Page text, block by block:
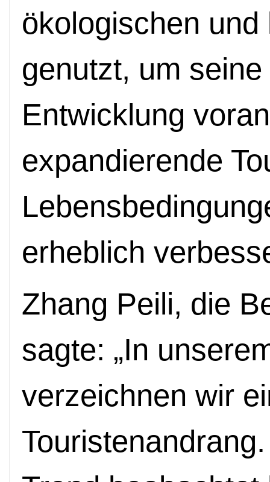
ökologischen
genutzt, um
Entwicklung
expandierende
erheblich
Zhang Peili, die
sagte: „In
verzeichnen wir